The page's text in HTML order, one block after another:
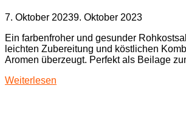
7. Oktober 20239. Oktober 2023
Ein farbenfroher und gesunder
leichten Zubereitung und köstlichen
Aromen überzeugt. Perfekt als Beilage
Weiterlesen